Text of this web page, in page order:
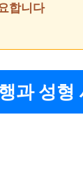
합니다
과 성형